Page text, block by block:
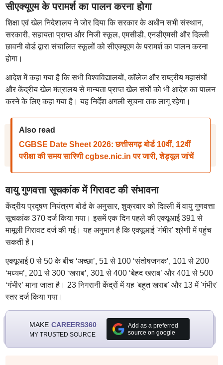
सीएक्यूएम के परामर्श का पालन करना होगा
शिक्षा एवं खेल निदेशालय ने जोर दिया कि सरकार के अधीन सभी संस्थान,
सरकारी, सहायता प्राप्त और निजी स्कूल, एमसीडी, एनडीएमसी और दिल्ली
छावनी बोर्ड द्वारा संचालित स्कूलों को सीएक्यूएम के परामर्श का पालन करना
होगा।
आदेश में कहा गया है कि सभी विश्वविद्यालयों, कॉलेज और राष्ट्रीय महासंघों
और केंद्रीय खेल मंत्रालय से मान्यता प्राप्त खेल संघों को भी आदेश का पालन
करने के लिए कहा गया है। यह निर्देश अगली सूचना तक लागू रहेगा।
Also read
CGBSE Date Sheet 2026: छत्तीसगढ़ बोर्ड 10वीं, 12वीं
परीक्षा की समय सारिणी cgbse.nic.in पर जारी, शेड्यूल जांचें
वायु गुणवत्ता सूचकांक में गिरावट की संभावना
केंद्रीय प्रदूषण नियंत्रण बोर्ड के अनुसार, शुक्रवार को दिल्ली में वायु गुणवत्ता
सूचकांक 370 दर्ज किया गया। इसमें एक दिन पहले की एक्यूआई 391 से
मामूली गिरावट दर्ज की गई। यह अनुमान है कि एक्यूआई 'गंभीर' श्रेणी में पहुंच
सकती है।
एक्यूआई 0 से 50 के बीच ‘अच्छा’, 51 से 100 ‘संतोषजनक’, 101 से 200
‘मध्यम’, 201 से 300 ‘खराब’, 301 से 400 ‘बेहद खराब’ और 401 से 500
‘गंभीर’ माना जाता है। 23 निगरानी केंद्रों में यह 'बहुत खराब' और 13 में 'गंभीर'
स्तर दर्ज किया गया।
MAKE CAREERS360
MY TRUSTED SOURCE
Add as a preferred
source on google